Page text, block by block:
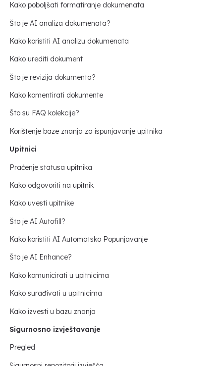
Kako poboljšati formatiranje dokumenata
Što je AI analiza dokumenata?
Kako koristiti AI analizu dokumenata
Kako urediti dokument
Što je revizija dokumenta?
Kako komentirati dokumente
Što su FAQ kolekcije?
Korištenje baze znanja za ispunjavanje upitnika
Upitnici
Praćenje statusa upitnika
Kako odgovoriti na upitnik
Kako uvesti upitnike
Što je AI Autofill?
Kako koristiti AI Automatsko Popunjavanje
Što je AI Enhance?
Kako komunicirati u upitnicima
Kako surađivati u upitnicima
Kako izvesti u bazu znanja
Sigurnosno izvještavanje
Pregled